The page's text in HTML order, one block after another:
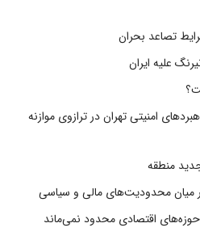
تصاعد بحران
علیه ایران
امنیتی تهران در ترازوی موازنه
منطقه
میان محدودیت‌های مالی و سیاسی
اقتصادی محدود نمی‌ماند